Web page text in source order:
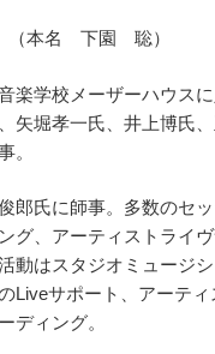
本名 下園 聡）
楽学校メーザーハウス
矢堀孝一氏、井上博氏
。
郎氏に師事。多数のセ
グ、アーティストライ
動はスタジオミュージ
Liveサポート、アーテ
ディング。